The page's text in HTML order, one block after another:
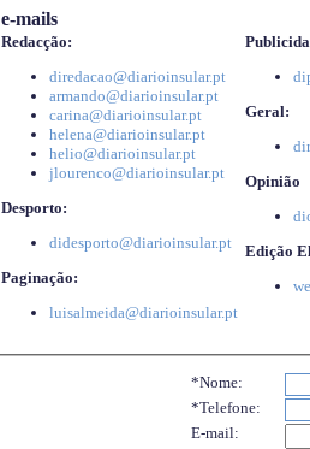
e-mails
Redacção:
diredacao@diarioinsular.pt
armando@diarioinsular.pt
carina@diarioinsular.pt
helena@diarioinsular.pt
helio@diarioinsular.pt
jlourenco@diarioinsular.pt
Desporto:
didesporto@diarioinsular.pt
Paginação:
luisalmeida@diarioinsular.pt
Geral:
Opinião
Edição
*Nome:
*Telefone:
E-mail: